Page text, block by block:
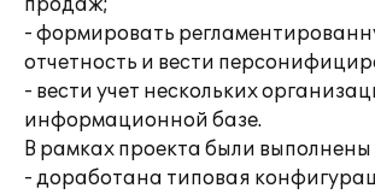
продаж;
- формировать
отчетность и вести
- вести учет нескольких
информационной базе.
В рамках проекта были
- доработана типовая